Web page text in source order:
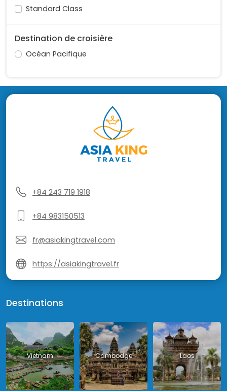
Standard Class
Destination de croisière
Océan Pacifique
+84 243 719 1918
+84 983150513
fr@asiakingtravel.com
https://asiakingtravel.fr
Destinations
Vietnam Cambodge Laos